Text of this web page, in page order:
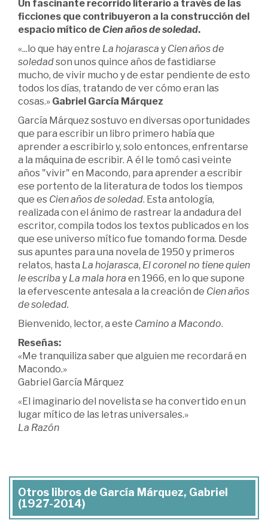
Un fascinante recorrido literario a través de las
ficciones que contribuyeron a la construcción del
espacio mítico de Cien años desoledad.
«...lo que hay entre La hojarasca y Cien años de
soledadson unos quince años de fastidiarse
mucho, de vivir mucho y de estar pendiente de esto
todos los días, tratando de ver cómo eran las
cosas.» Gabriel García Márquez
García Márquez sostuvo en diversas oportunidades
que para escribir un libro primero había que
aprender a escribirlo y, solo entonces, enfrentarse
a la máquina de escribir. A él le tomó casi veinte
años "vivir" en Macondo, para aprender a escribir
ese portento de la literatura de todos los tiempos
que es Cien años de soledad. Esta antología,
realizada con el ánimo de rastrear la andadura del
escritor, compila todos los textos publicados en los
que ese universo mítico fue tomando forma. Desde
sus apuntes para una novela de 1950 y primeros
relatos, hasta La hojarasca, El coronel no tiene quien
le escriba y La mala hora en 1966, en lo que supone
la efervescente antesala a la creación de Cien años
de soledad.
Bienvenido, lector, a este Camino a Macondo.
Reseñas:
«Me tranquiliza saber que alguien me recordará en
Macondo.»
Gabriel García Márquez
«El imaginario del novelista se ha convertido en un
lugar mítico de las letras universales.»
La Razón
Otros libros de García Márquez, Gabriel
(1927-2014)